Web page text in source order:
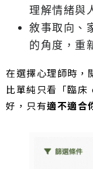
理解情緒與
敘事取向、
的角度，重
在選擇心理師時，
比單純只看「臨
好，只有適不適合